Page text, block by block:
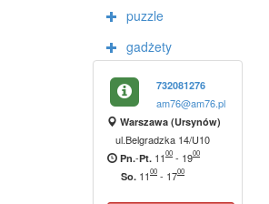
puzzle
gadżety
732081276
am76@am76.pl
Warszawa (Ursynów)
ul.Belgradzka 14/U10
Pn.-Pt. 1100 - 1900
So. 1100 - 1700